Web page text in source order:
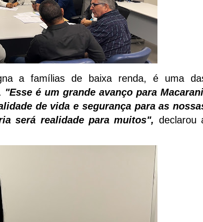
a famílias de baixa renda, é uma
"Esse é um grande avanço para
de vida e segurança para as
será realidade para muitos", declarou